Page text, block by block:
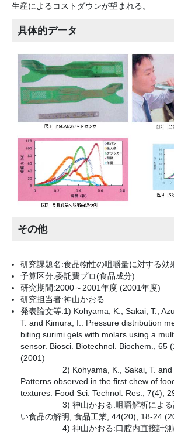
生産によるコストダウンが望まれる。
具体的データ
その他
研究課題名:食品物性の咀嚼量に対する効
予算区分:委託費プロ(食品成分)
研究期間:2000～2001年度 (2001年度)
研究担当者:神山かおる
発表論文等:1) Kohyama, K., Sakai, T.,
T. and Kimura, I.: Pressure distribution
biting surimi gels with molars using a
sensor. Biosci. Biotechnol. Biochem., 65
(2001)
2) Kohyama, K., Sakai, T. and
Patterns observed in the first chew of
textures. Food Sci. Technol. Res., 7(4),
3) 神山かおる:咀嚼解析による高
い食品の解明, 食品工業, 44(20), 18-24
4) 神山かおる:口腔内直接計測に